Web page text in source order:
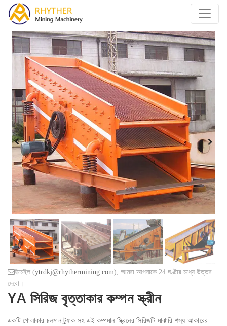
ইমেইল (ytrdkj@rhythermining.com), আমরা আপনাকে 24 ঘণ্টার মধ্যে উত্তর
দেবো।
YA সিরিজ বৃত্তাকার কম্পন স্ক্রীন
একটি গোলাকার চলমান ট্র্যাক সহ এই কম্পমান স্ক্রিনের সিরিজটি মাঝারি শস্য আকারের